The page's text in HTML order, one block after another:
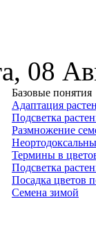
08
Базовые понятия
Адаптация
Подсветка
Размножение
Термины в
Подсветка
Посадка цветов
Семена зимой